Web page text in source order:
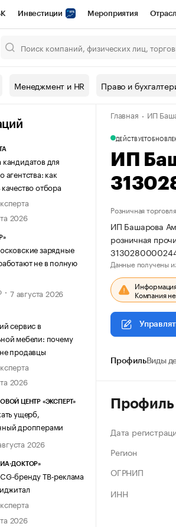
Инвестиции Мероприятия
Конференции СПб Спецпроекты
Рынок наличной валюты
Менеджмент и HR Право и
для
агентства: как
отбора
2026
зарядные
не в полную
7 августа 2026
сервис в
мебели: почему
продавцы
2026
ЦЕНТР «ЭКСПЕРТ»
ущерб,
дропперами
2026
ДОКТОР»
бренду ТВ-реклама
2026
Главная ИП
ДЕЙСТВУЕТ
ИП
Розничная торговля
ИП Башарова
розничная
Данные получены
Компания
ПрофильВиды
Профиль
Дата
Регион
ОГРНИП
ИНН